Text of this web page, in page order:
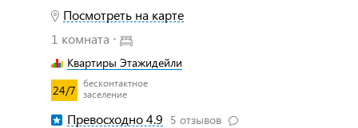
Посмотреть на карте
1 комната ⋅
Квартиры Этажидейли
24/7
бесконтактное
заселение
Превосходно 4.9 5 отзывов